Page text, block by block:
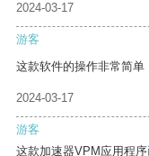
2024-03-17
游客
这款软件的操作非常简单
2024-03-17
游客
这款加速器VPM应用程